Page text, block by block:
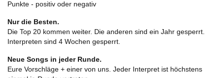
Punkte - positiv oder negativ
Nur die Besten.
Die Top 20 kommen weiter. Die anderen sind ein Jahr gesperrt.
Interpreten sind 4 Wochen gesperrt.
Neue Songs in jeder Runde.
Eure Vorschläge + einer von uns. Jeder Interpret ist höchstens